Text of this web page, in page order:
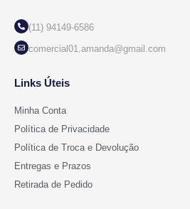
(11) 94149-6586
comercial01.amanda@gmail.com
Links Úteis
Minha Conta
Política de Privacidade
Política de Troca e Devolução
Entregas e Prazos
Retirada de Pedido